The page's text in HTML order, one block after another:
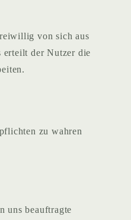
von sich aus
erteilt der Nutzer die
zu wahren
uns beauftragte